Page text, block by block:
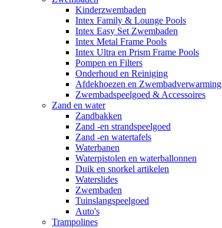
Kinderzwembaden
Intex Family & Lounge Pools
Intex Easy Set Zwembaden
Intex Metal Frame Pools
Intex Ultra en Prism Frame Pools
Pompen en Filters
Onderhoud en Reiniging
Afdekhoezen en Zwembadverwarming
Zwembadspeelgoed & Accessoires
Zand en water
Zandbakken
Zand -en strandspeelgoed
Zand -en watertafels
Waterbanen
Waterpistolen en waterballonnen
Duik en snorkel artikelen
Waterslides
Zwembaden
Tuinslangspeelgoed
Auto's
Trampolines